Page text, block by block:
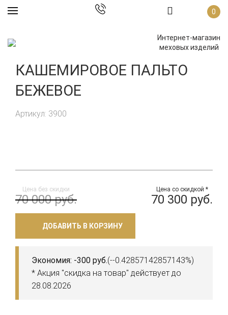
0
Интернет-магазин
меховых изделий
КАШЕМИРОВОЕ ПАЛЬТО
БЕЖЕВОЕ
Артикул: 3900
Цена без скидки
70 000 руб.
Цена со скидкой *
70 300 руб.
ДОБАВИТЬ В КОРЗИНУ
Экономия: -300 руб.(--0.42857142857143%)
* Акция "скидка на товар" действует до
28.08.2026